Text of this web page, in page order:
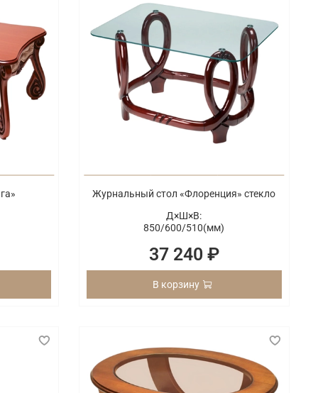
Журнальный стол «Флоренция» стекло
Д×Ш×В:
850/600/510(мм)
37 240 ₽
В корзину